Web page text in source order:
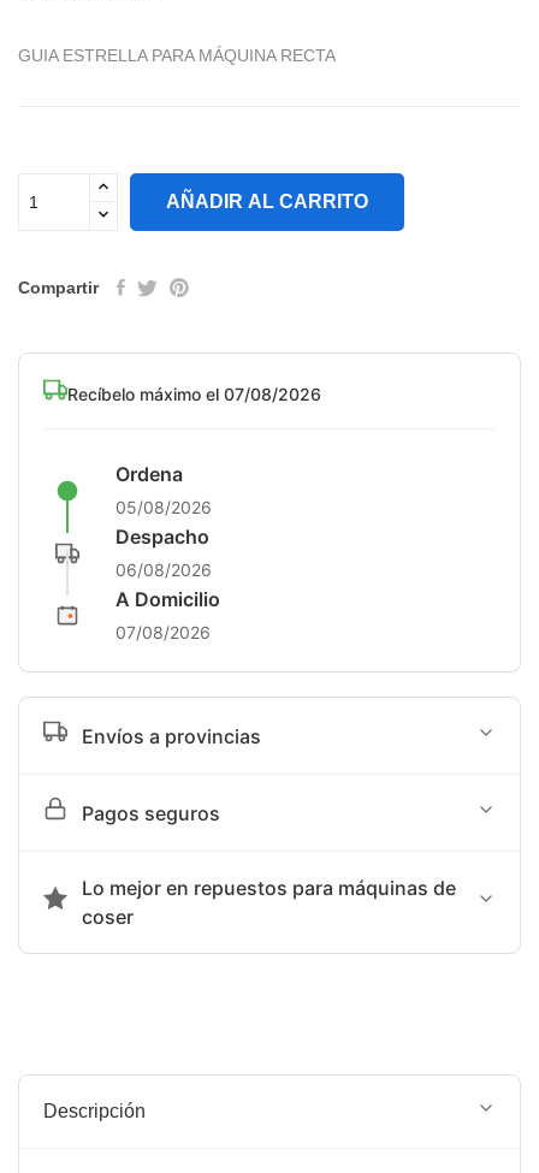
GUIA ESTRELLA PARA MÁQUINA RECTA
AÑADIR AL CARRITO
Compartir
Recíbelo máximo el 07/08/2026
Ordena
05/08/2026
Despacho
06/08/2026
A Domicilio
07/08/2026
Envíos a provincias
terrestre: SHALOM
Pagos seguros
Lo mejor en repuestos para máquinas de
coser
Descripción